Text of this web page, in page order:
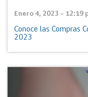
Enero 4, 2023 - 12:19
Conoce las Compras
2023